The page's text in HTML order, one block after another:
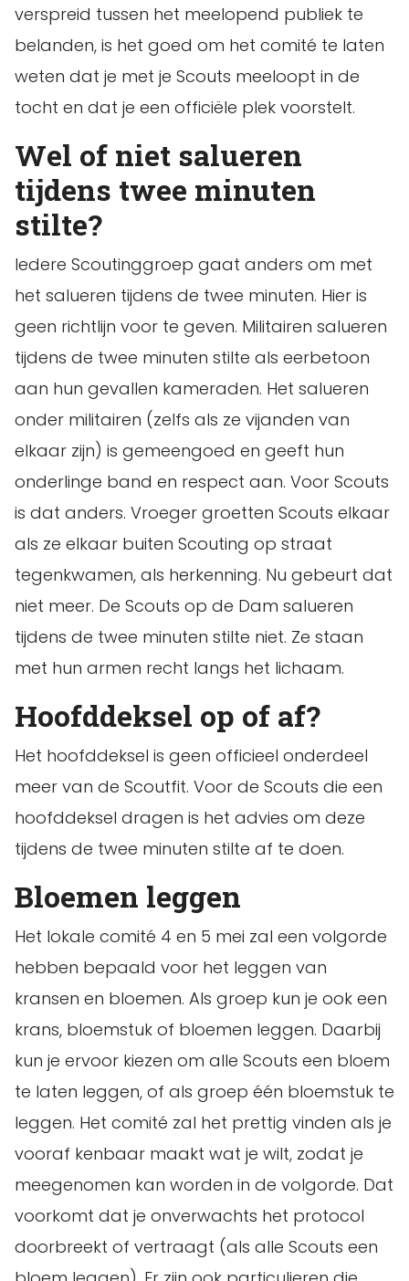
verspreid tussen het meelopend publiek te
belanden, is het goed om het comité te laten
weten dat je met je Scouts meeloopt in de
tocht en dat je een officiële plek voorstelt.
Wel of niet salueren
tijdens twee minuten
stilte?
Iedere Scoutinggroep gaat anders om met
het salueren tijdens de twee minuten. Hier is
geen richtlijn voor te geven. Militairen salueren
tijdens de twee minuten stilte als eerbetoon
aan hun gevallen kameraden. Het salueren
onder militairen (zelfs als ze vijanden van
elkaar zijn) is gemeengoed en geeft hun
onderlinge band en respect aan. Voor Scouts
is dat anders. Vroeger groetten Scouts elkaar
als ze elkaar buiten Scouting op straat
tegenkwamen, als herkenning. Nu gebeurt dat
niet meer. De Scouts op de Dam salueren
tijdens de twee minuten stilte niet. Ze staan
met hun armen recht langs het lichaam.
Hoofddeksel op of af?
Het hoofddeksel is geen officieel onderdeel
meer van de Scoutfit. Voor de Scouts die een
hoofddeksel dragen is het advies om deze
tijdens de twee minuten stilte af te doen.
Bloemen leggen
Het lokale comité 4 en 5 mei zal een volgorde
hebben bepaald voor het leggen van
kransen en bloemen. Als groep kun je ook een
krans, bloemstuk of bloemen leggen. Daarbij
kun je ervoor kiezen om alle Scouts een bloem
te laten leggen, of als groep één bloemstuk te
leggen. Het comité zal het prettig vinden als je
vooraf kenbaar maakt wat je wilt, zodat je
meegenomen kan worden in de volgorde. Dat
voorkomt dat je onverwachts het protocol
doorbreekt of vertraagt (als alle Scouts een